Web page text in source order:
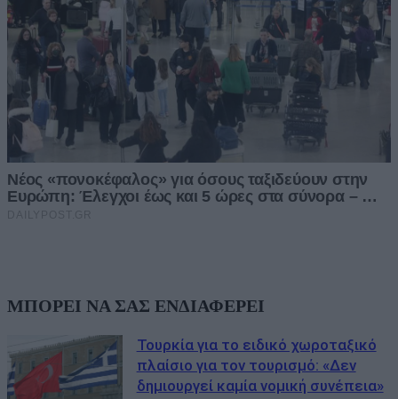
ΜΠΟΡΕΙ ΝΑ ΣΑΣ ΕΝΔΙΑΦΕΡΕΙ
Τουρκία για το ειδικό χωροταξικό
πλαίσιο για τον τουρισμό: «Δεν
δημιουργεί καμία νομική συνέπεια»